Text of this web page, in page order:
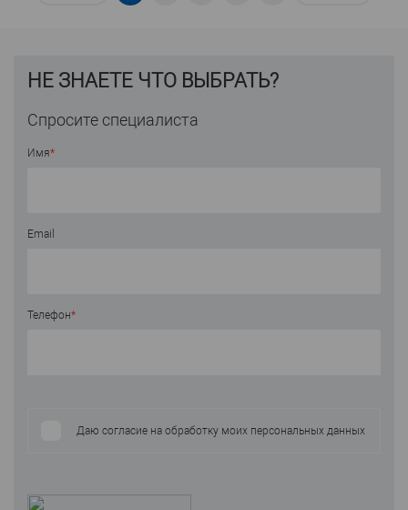
НЕ ЗНАЕТЕ ЧТО ВЫБРАТЬ?
Спросите специалиста
Имя*
Email
Телефон*
Даю согласие на обработку моих персональных данных